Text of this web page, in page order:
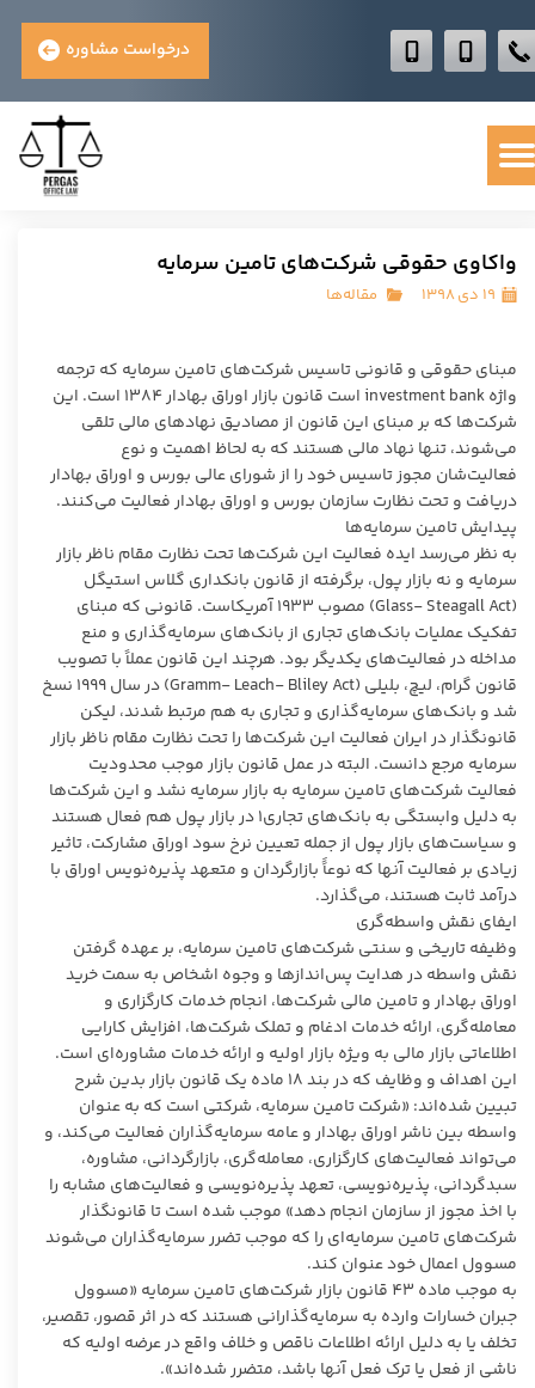
درخواست مشاوره
واکاوی حقوقی شرکت‌های تامین سرمایه
۱۹ دی ۱۳۹۸ مقاله‌ها
مبنای حقوقی و قانونی تاسیس شرکت‌های تامین سرمایه که ترجمه
واژه investment bank است قانون بازار اوراق بهادار 1384 است. این
شرکت‌ها که بر مبنای این قانون از مصادیق نهادهای مالی تلقی
می‌شوند، تنها نهاد مالی هستند که به لحاظ اهمیت و نوع
فعالیت‌شان مجوز تاسیس خود را از شورای عالی بورس و اوراق بهادار
دریافت و تحت نظارت سازمان بورس و اوراق بهادار فعالیت می‌کنند.
پیدایش تامین سرمایه‌ها
به نظر می‌رسد ایده فعالیت این شرکت‌ها تحت نظارت مقام ناظر بازار
سرمایه و نه بازار پول، برگرفته از قانون بانکداری گلاس استیگل
(Glass- Steagall Act) مصوب 1933 آمریکاست. قانونی که مبنای
تفکیک عملیات بانک‌های تجاری از بانک‌های سرمایه‌گذاری و منع
مداخله در فعالیت‌های یکدیگر بود. هرچند این قانون عملاً با تصویب
قانون گرام، لیچ، بلیلی (Gramm- Leach- Bliley Act) در سال 1999 نسخ
شد و بانک‌های سرمایه‌گذاری و تجاری به هم مرتبط شدند، لیکن
قانونگذار در ایران فعالیت این شرکت‌ها را تحت نظارت مقام ناظر بازار
سرمایه مرجع دانست. البته در عمل قانون بازار موجب محدودیت
فعالیت شرکت‌های تامین سرمایه به بازار سرمایه نشد و این شرکت‌ها
به دلیل وابستگی به بانک‌های تجاری1 در بازار پول هم فعال هستند
و سیاست‌های بازار پول از جمله تعیین نرخ سود اوراق مشارکت، تاثیر
زیادی بر فعالیت آنها که نوعاًَ بازارگردان و متعهد پذیره‌نویس اوراق با
درآمد ثابت هستند، می‌گذارد.
ایفای نقش واسطه‌گری
وظیفه تاریخی و سنتی شرکت‌های تامین سرمایه، بر عهده گرفتن
نقش واسطه در هدایت پس‌اندازها و وجوه اشخاص به سمت خرید
اوراق بهادار و تامین مالی شرکت‌ها، انجام خدمات کارگزاری و
معامله‌گری، ارائه خدمات ادغام و تملک شرکت‌ها، افزایش کارایی
اطلاعاتی بازار مالی به ویژه بازار اولیه و ارائه خدمات مشاوره‌ای است.
این اهداف و وظایف که در بند 18 ماده یک قانون بازار بدین شرح
تبیین شده‌اند: «شرکت تامین سرمایه، شرکتی است که به عنوان
واسطه بین ناشر اوراق بهادار و عامه‌ سرمایه‌گذاران فعالیت می‌کند، و
می‌تواند فعالیت‌های کارگزاری، معامله‌گری، بازارگردانی، مشاوره،
سبدگردانی، پذیره‌نویسی، تعهد پذیره‌نویسی و فعالیت‌های مشابه را
با اخذ مجوز از سازمان انجام دهد» موجب شده است تا قانونگذار
شرکت‌های تامین سرمایه‌ای را که موجب تضرر سرمایه‌گذاران می‌شوند
مسوول اعمال خود عنوان کند.
به موجب ماده 43 قانون بازار شرکت‌های تامین سرمایه «مسوول
جبران خسارات وارده به سرمایه‌گذارانی هستند که در اثر قصور، تقصیر،
تخلف یا به دلیل ارائه اطلاعات ناقص و خلاف واقع در عرضه‌ اولیه که
ناشی از فعل یا ترک‌ فعل آنها باشد، متضرر شده‌اند».